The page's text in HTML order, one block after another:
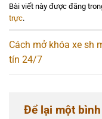
Bài viết này được đăng
trực.
Cách mở khóa xe sh
tín 24/7
Để lại một